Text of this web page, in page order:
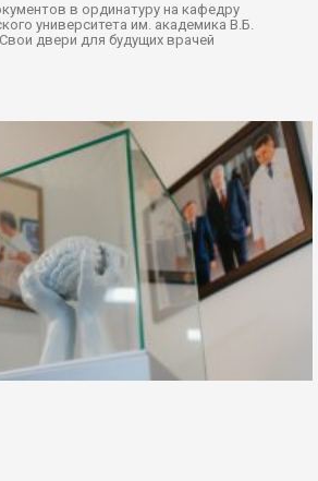
в ординатуру на кафедру
университета им. академика В.Б.
двери для будущих врачей